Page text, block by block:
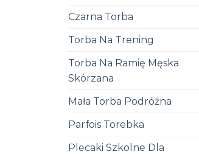
Czarna Torba
Torba Na Trening
Torba Na Ramię Męska
Skórzana
Mała Torba Podróżna
Parfois Torebka
Plecaki Szkolne Dla